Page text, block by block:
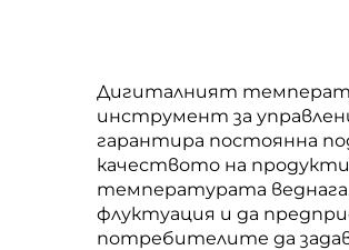
Дигиталният
инструмент за
гарантира постоянна
качеството на
температурата
флуктуация и да
потребителите да